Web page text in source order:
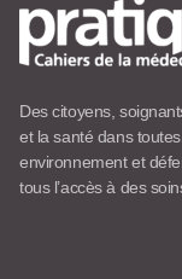
Des citoyens,
et la santé dans
environnement et
tous l’accès à des